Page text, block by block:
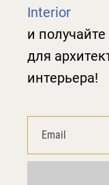
Interior
и
для
интерьера!